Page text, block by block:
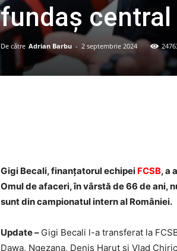
fundaș central
De către Adrian Barbu - 2 septembrie 2024
Gigi Becali, finanțatorul echipei FCSB, a
Omul de afaceri, în vârstă de 66 de ani,
sunt din campionatul intern al României.
Update – Gigi Becali l-a transferat la
Dawa, Ngezana, Denis Haruț și Vlad